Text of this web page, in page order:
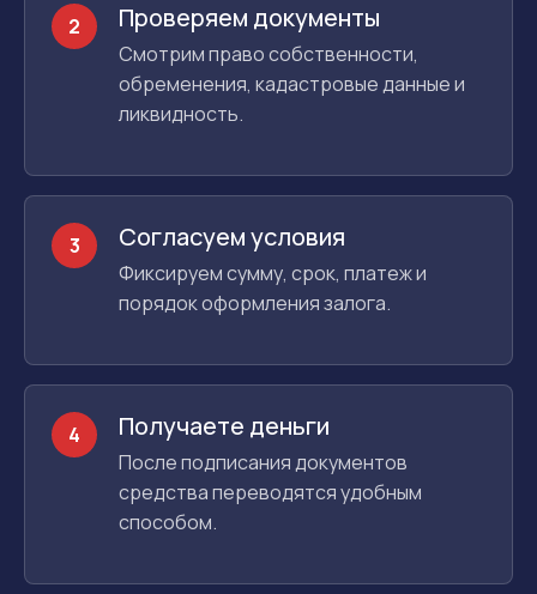
2 Проверяем документы
Смотрим право собственности,
обременения, кадастровые данные и
ликвидность.
3 Согласуем условия
Фиксируем сумму, срок, платеж и
порядок оформления залога.
4 Получаете деньги
После подписания документов
средства переводятся удобным
способом.